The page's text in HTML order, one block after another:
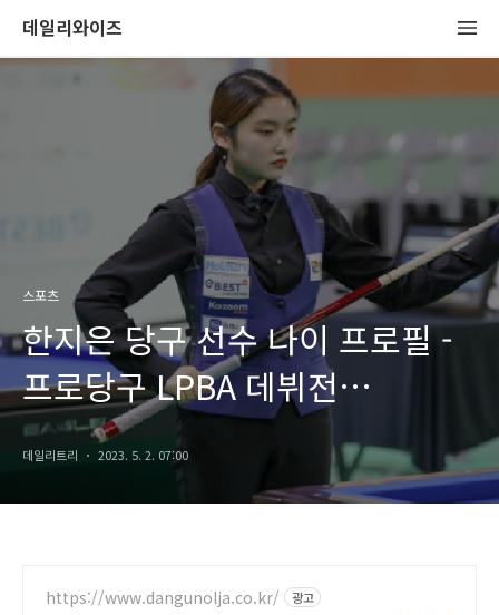
데일리와이즈
스포츠
한지은 당구 선수 나이 프로필 -
프로당구 LPBA 데뷔전
경기결과는?
데일리트리 2023. 5. 2. 07:00
https://www.dangunolja.co.kr/ 광고